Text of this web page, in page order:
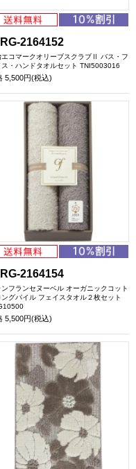
2164152
エコマークオリーブスクラブⅡ バス・フ
ス・ハンドタオルセット TNI5003016
5,500円(税込)
2164154
ンフランセヌーベル オーガニックコット
ングパイル フェイスタオル２枚セット
5,500円(税込)